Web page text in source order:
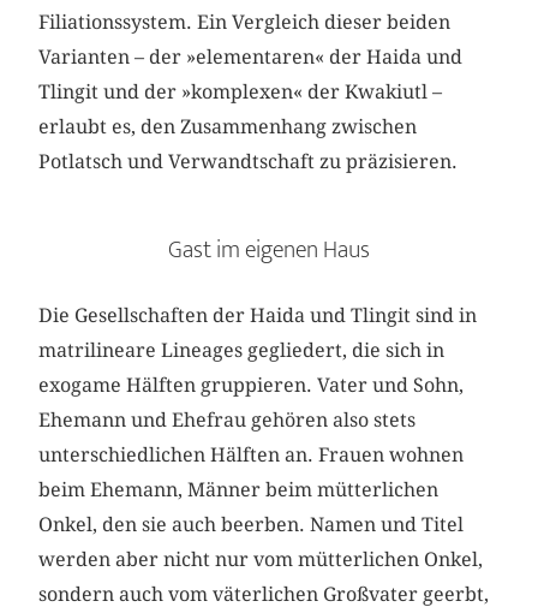
Filiationssystem. Ein Vergleich dieser beiden
Varianten – der »elementaren« der Haida und
Tlingit und der »komplexen« der Kwakiutl –
erlaubt es, den Zusammenhang zwischen
Potlatsch und Verwandtschaft zu präzisieren.
Gast im eigenen Haus
Die Gesellschaften der Haida und Tlingit sind in
matrilineare Lineages gegliedert, die sich in
exogame Hälften gruppieren. Vater und Sohn,
Ehemann und Ehefrau gehören also stets
unterschiedlichen Hälften an. Frauen wohnen
beim Ehemann, Männer beim mütterlichen
Onkel, den sie auch beerben. Namen und Titel
werden aber nicht nur vom mütterlichen Onkel,
sondern auch vom väterlichen Großvater geerbt,